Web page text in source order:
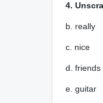
4.
b. really
c. nice
d. friends
e. guitar